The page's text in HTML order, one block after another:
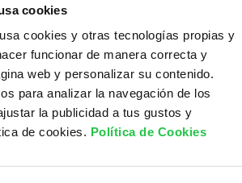
cookies
cookies y otras tecnologías propias y
funcionar de manera correcta y
web y personalizar su contenido.
para analizar la navegación de los
la publicidad a tus gustos y
de cookies. Política de Cookies
embrionarios como
y ependimomas. El uso
abre una nueva vía
que actualmente no cuenta
tratamiento eficaces. Esta
más de 15 años de trabajo,
un ensayo clínico en fase
su seguridad y ofreció